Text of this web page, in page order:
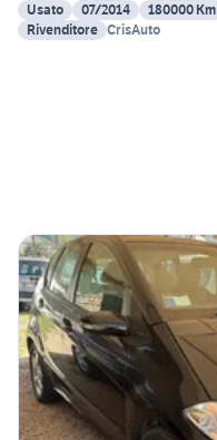
Usato
07/2014 180000 Km
Rivenditore CrisAuto